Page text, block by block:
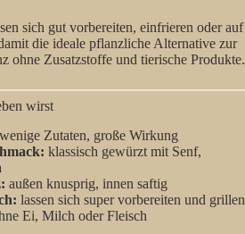
sich gut vorbereiten, einfrieren oder auf
die ideale pflanzliche Alternative zur
ohne Zusatzstoffe und tierische Produkte.
wirst
wenige Zutaten, große Wirkung
klassisch gewürzt mit Senf,
außen knusprig, innen saftig
lassen sich super vorbereiten und grillen
Ei, Milch oder Fleisch